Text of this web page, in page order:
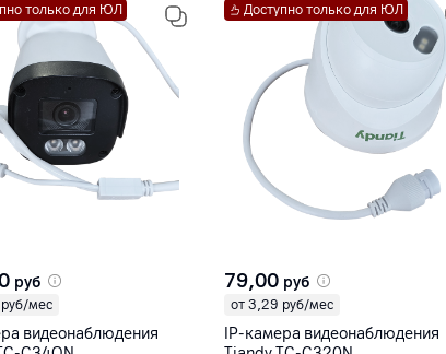
только для ЮЛ
руб
мес
видеонаблюдения
Доступно только для ЮЛ
79,00 руб
от 3,29 руб/мес
IP-камера видеонаблюдения